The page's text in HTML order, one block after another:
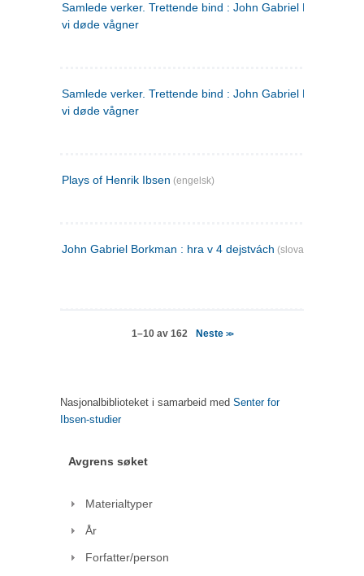
Samlede verker. Trettende bind : John Gabriel Borkman ;
vi døde vågner
Samlede verker. Trettende bind : John Gabriel Borkman ;
vi døde vågner
Plays of Henrik Ibsen (engelsk)
John Gabriel Borkman : hra v 4 dejstvách (slovakisk)
1–10 av 162 Neste >>
Nasjonalbiblioteket i samarbeid med Senter for
Ibsen-studier
Avgrens søket
Materialtyper
År
Forfatter/person